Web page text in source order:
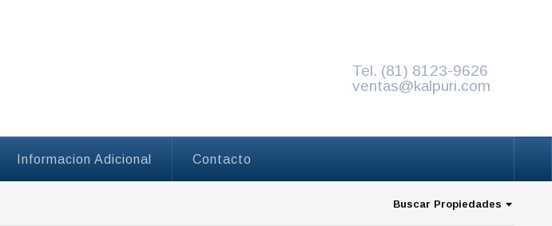
Tel. (81) 8123-9626
ventas@kalpuri.com
Informacion Adicional Contacto
Buscar Propiedades